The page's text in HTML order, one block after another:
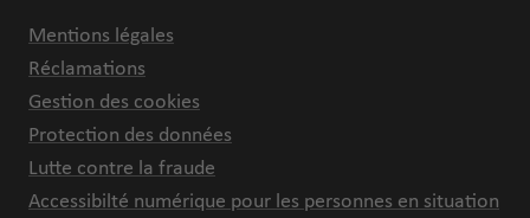
Mentions légales
Réclamations
Gestion des cookies
Protection des données
Lutte contre la fraude
Accessibilté numérique pour les personnes en situation